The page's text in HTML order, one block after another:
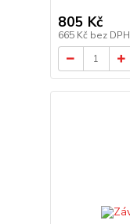
805 Kč
665 Kč bez DPH